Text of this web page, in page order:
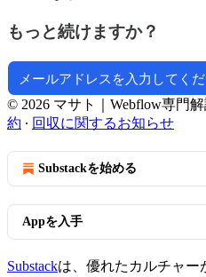
もっと続けますか？
© 2026 マサト｜Webflow専門
約 ∙ 回収に関するお知らせ
Substackを始める
Appを入手
Substackは、優れたカルチャー